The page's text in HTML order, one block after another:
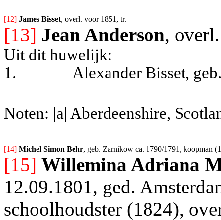
[12] James Bisset, overl. voor 1851, tr.
[13] Jean Anderson,
Uit dit huwelijk:
1.
Alexander Bisset,
Noten: |a| Aberdeenshire,
[14] Michel Simon Behr, geb. Zarnikow ca. 1790/1791, koopman
[15] Willemina Adriana
12.09.1801, ged.
schoolhoudster (1824), o